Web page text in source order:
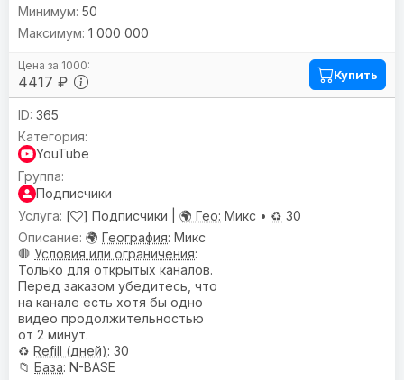
4417 ₽
50
1 000 000
Купить
365
YouTube
Подписчики
[
] Подписчики | 🌍 Гео: Микс • ♻️ 30
🌍 География: Микс
🛑 Условия или ограничения:
Только для открытых каналов.
Перед заказом убедитесь, что
на канале есть хотя бы одно
видео продолжительностью
от 2 минут.
♻️ Refill (дней): 30
📁 База: N-BASE